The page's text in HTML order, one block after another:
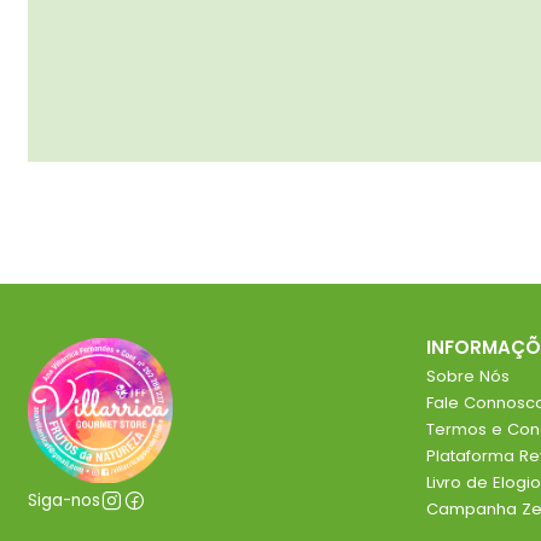
Siga-nos
Sobre Nós
Fale
Termos e
Plataforma
Livro de
Campanha